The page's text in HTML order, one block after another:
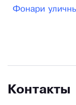
направлением
проспект им. А.
(г. Пенза) и т.
Фонари
Контакты